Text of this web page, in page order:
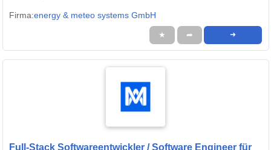
Firma:energy & meteo systems GmbH
★ ➦ ➜
Full-Stack Softwareentwickler / Software Engineer für